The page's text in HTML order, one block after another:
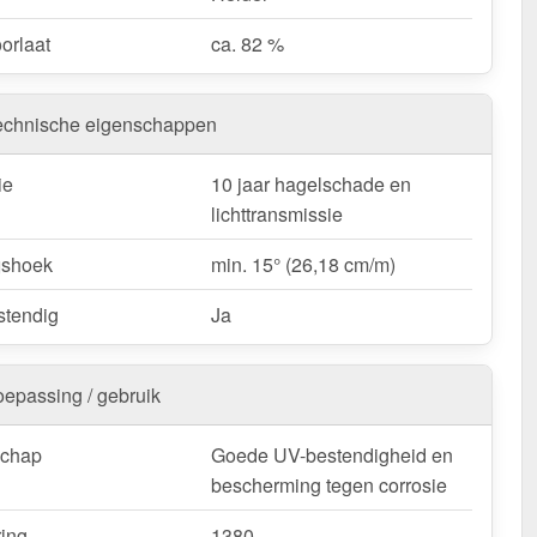
uw Atlas ventilatienok | Type 1380 – Snel geleverd &
ventilatie, helder daglicht en duurzaam materiaal –
Kopschotten optioneel te bestellen.
/ customisatie van herroepingsrecht uitgezonderd
ca. 82 %
eigenschappen
10 jaar hagelschade en
lichttransmissie
min. 15° (26,18 cm/m)
Ja
/ gebruik
Goede UV-bestendigheid en
bescherming tegen corrosie